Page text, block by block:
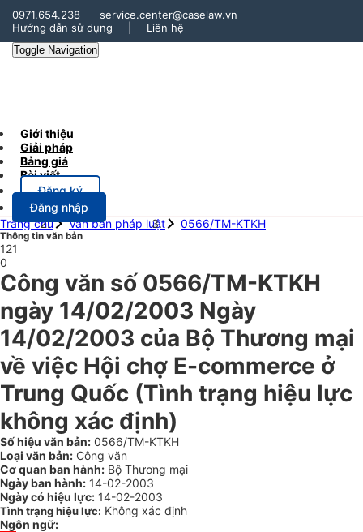
0971.654.238
service.center@caselaw.vn
Hướng dẫn sử dụng
Liên hệ
Toggle Navigation
Giới thiệu
Giải pháp
Bảng giá
Bài viết
Đăng ký
Đăng nhập
Trang chủ
Văn bản pháp luật 0566/TM-KTKH
Thông tin văn bản
121
0
Công văn số 0566/TM-KTKH
ngày 14/02/2003 Ngày
14/02/2003 của Bộ Thương mại
về việc Hội chợ E-commerce ở
Trung Quốc (Tình trạng hiệu lực
không xác định)
Số hiệu văn bản: 0566/TM-KTKH
Loại văn bản: Công văn
Cơ quan ban hành: Bộ Thương mại
Ngày ban hành: 14-02-2003
Ngày có hiệu lực: 14-02-2003
Tình trạng hiệu lực: Không xác định
Ngôn ngữ: